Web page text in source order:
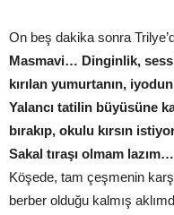
On beş dakika sonra
Masmavi… Dinginlik,
kırılan yumurtanın,
Yalancı tatilin büyüsüne
bırakıp, okulu kırsın
Sakal tıraşı olmam lazım…
Köşede, tam çeşmenin
berber olduğu kalmış